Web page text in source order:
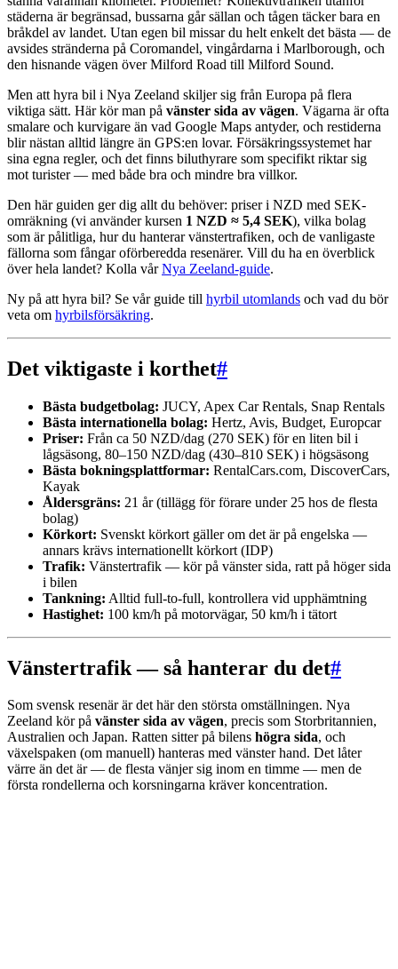
städerna är begränsad, bussarna går sällan och tågen täcker bara en
bråkdel av landet. Utan egen bil missar du helt enkelt det bästa — de
avsides stränderna på Coromandel, vingårdarna i Marlborough, och
den hisnande vägen över Milford Road till Milford Sound.
Men att hyra bil i Nya Zeeland skiljer sig från Europa på flera
viktiga sätt. Här kör man på vänster sida av vägen. Vägarna är ofta
smalare och kurvigare än vad Google Maps antyder, och restiderna
blir nästan alltid längre än GPS:en lovar. Försäkringssystemet har
sina egna regler, och det finns biluthyrare som specifikt riktar sig
mot turister — med både bra och mindre bra villkor.
Den här guiden ger dig allt du behöver: priser i NZD med SEK-
omräkning (vi använder kursen 1 NZD ≈ 5,4 SEK), vilka bolag
som är pålitliga, hur du hanterar vänstertrafiken, och de vanligaste
fällorna som fångar oförberedda resenärer. Vill du ha en överblick
över hela landet? Kolla vårNya Zeeland-guide.
Ny på att hyra bil? Se vår guide till hyrbil utomlands och vad du bör
veta om hyrbilsförsäkring.
Det viktigaste i korthet#
Bästa budgetbolag: JUCY, Apex Car Rentals, Snap Rentals
Bästa internationella bolag: Hertz, Avis, Budget, Europcar
Priser: Från ca 50 NZD/dag (270 SEK) för en liten bil i
lågsäsong, 80–150 NZD/dag (430–810 SEK) i högsäsong
Bästa bokningsplattformar: RentalCars.com, DiscoverCars,
Kayak
Åldersgräns: 21 år (tillägg för förare under 25 hos de flesta
bolag)
Körkort: Svenskt körkort gäller om det är på engelska —
annars krävs internationellt körkort (IDP)
Trafik: Vänstertrafik — kör på vänster sida, ratt på höger sida
i bilen
Tankning: Alltid full-to-full, kontrollera vid upphämtning
Hastighet: 100 km/h på motorvägar, 50 km/h i tätort
Vänstertrafik — så hanterar du det#
Som svensk resenär är det här den största omställningen. Nya
Zeeland kör på vänster sida av vägen, precis som Storbritannien,
Australien och Japan. Ratten sitter på bilens högra sida, och
växelspaken (om manuell) hanteras med vänster hand. Det låter
värre än det är — de flesta vänjer sig inom en timme — men de
första rondellerna och korsningarna kräver koncentration.